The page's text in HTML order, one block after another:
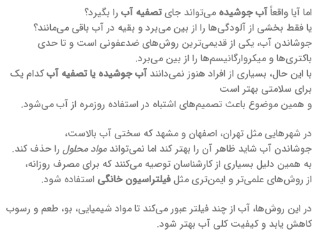
اما آیا واقعاًآب جوشیده می‌تواند جایتصفیه آب را بگیرد؟
یا فقط بخشی از آلودگی‌ها را از بین می‌برد و بقیه در آب باقی می‌مانند؟
جوشاندن آب، یکی از قدیمی‌ترین روش‌های ضدعفونی است و تا حدی
باکتری‌ها و میکروارگانیسم‌ها را از بین می‌برد.
با این حال، بسیاری از افراد هنوز نمی‌دانند آب جوشیده یا تصفیه آبکدام یک
برای سلامتی بهتر است
و همین موضوع باعث تصمیم‌های اشتباه در استفاده روزمره از آب می‌شود.
در شهرهایی مثل تهران، اصفهان و مشهد که سختی آب بالاست،
جوشاندن آب شاید ظاهر آن را بهتر کند اما نمی‌تواندمواد محلول را حذف کند.
به همین دلیل بسیاری از کارشناسان توصیه می‌کنند که برای مصرف روزانه،
از روش‌های علمی‌تر و ایمن‌تری مثلفیلتراسیون خانگی استفاده شود.
در این روش‌ها، آب از چند فیلتر عبور می‌کند تا مواد شیمیایی، بو، طعم و رسوب
کاهش یابد و کیفیت کلی آب بهتر شود.